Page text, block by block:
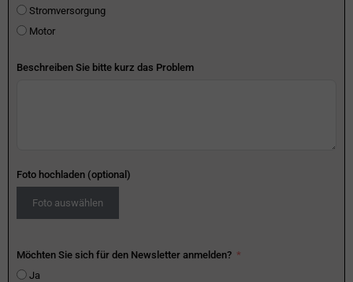
Stromversorgung
Motor
Beschreiben Sie bitte kurz das Problem
Foto hochladen (optional)
Foto auswählen
Möchten Sie sich für den Newsletter anmelden?
Ja